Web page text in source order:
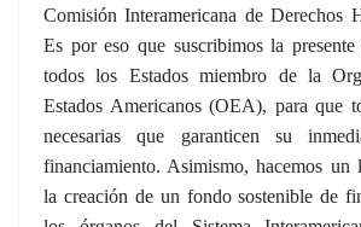
Comisión Interamericana de Derechos
Es por eso que suscribimos la presente
todos los Estados miembro de la
Estados Americanos (OEA), para que
necesarias que garanticen su
financiamiento. Asimismo, hacemos un
la creación de un fondo sostenible de